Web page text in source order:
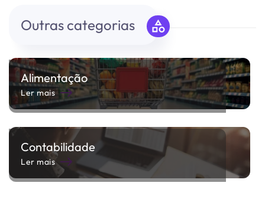
Outras categorias
Alimentação
Ler mais
Contabilidade
Ler mais